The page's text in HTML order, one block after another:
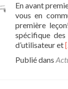
En avant
vous en
première
spécifique
d’utilisateur etEn
Publié dans